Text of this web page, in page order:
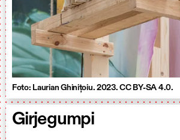
Foto: Laurian Ghinițoiu. 2023. CC BY-SA 4.0.
Girjegumpi